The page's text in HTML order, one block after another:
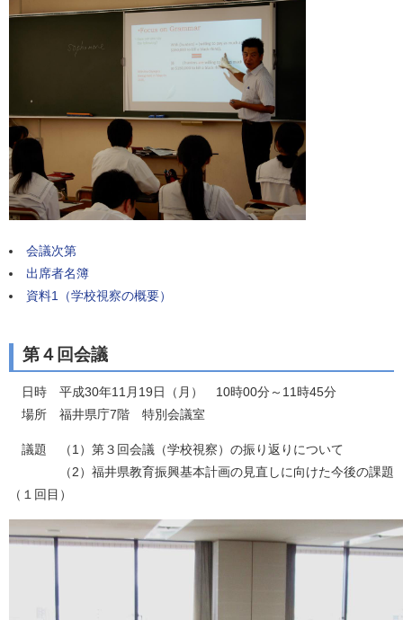
会議次第
出席者名簿
資料1（学校視察の概要）
第４回会議
日時 平成30年11月19日（月） 10時00分～11時45分
場所 福井県庁7階 特別会議室
議題 （1）第３回会議（学校視察）の振り返りについて
（2）福井県教育振興基本計画の見直しに向けた今後の課題
（１回目）